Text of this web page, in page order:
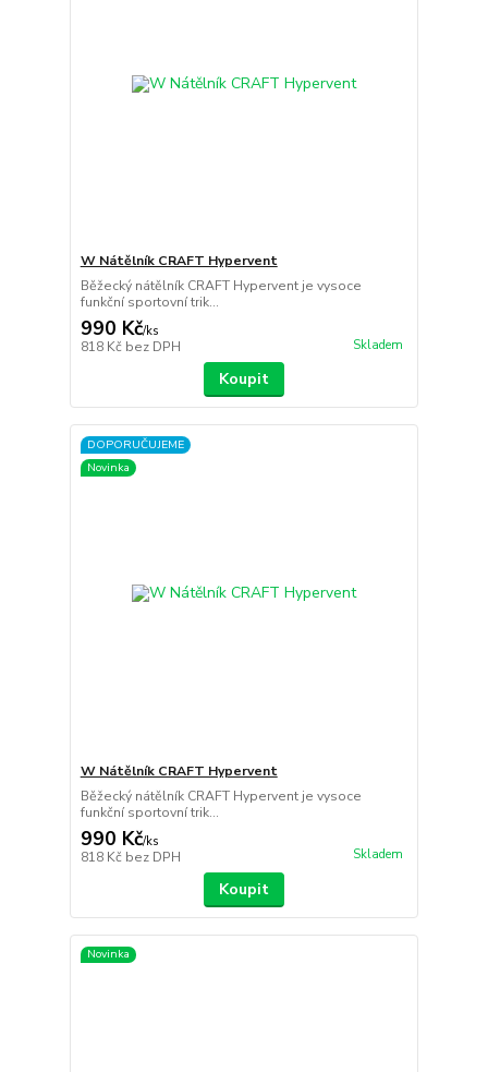
W Nátělník CRAFT Hypervent
Běžecký nátělník CRAFT Hypervent je vysoce
funkční sportovní trik...
990 Kč/ks
818 Kč bez DPH Skladem
Koupit
DOPORUČUJEME
Novinka
W Nátělník CRAFT Hypervent
Běžecký nátělník CRAFT Hypervent je vysoce
funkční sportovní trik...
990 Kč/ks
818 Kč bez DPH Skladem
Koupit
Novinka